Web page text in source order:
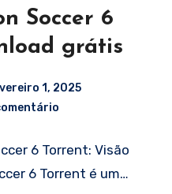
Soccer 6
grátis
1, 2025
6 Torrent: Visão
6 Torrent é um…